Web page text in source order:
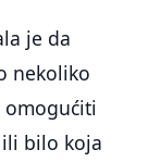
je da
nekoliko
bilo koja